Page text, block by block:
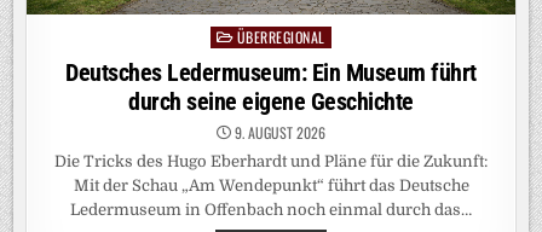
PostedÜBERREGIONAL
Deutsches Ledermuseum: Ein Museum führt
durch seine eigene Geschichte
9. AUGUST 2026
Die Tricks des Hugo Eberhardt und Pläne für die Zukunft:
Mit der Schau „Am Wendepunkt“ führt das Deutsche
Ledermuseum in Offenbach noch einmal durch das…